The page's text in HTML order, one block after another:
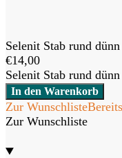
Selenit Stab rund dünn
€14,00
Selenit Stab rund
In den Warenkorb
Zur Wunschliste
Zur Wunschliste